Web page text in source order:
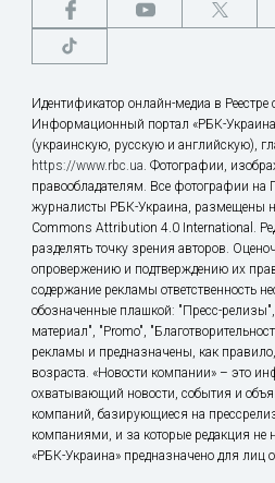
Идентификатор онлайн-медиа в
Информационный портал «РБК-
(украинскую, русскую и английскую),
https://www.rbc.ua. Фотографии,
правообладателям. Все фотографии на
журналисты РБК-Украина, размещены
Commons Attribution 4.0 International.
разделять точку зрения авторов.
опровержению и подтверждению их
содержание рекламы ответственность
обозначенные плашкой: "Пресс-
материал", "Promo",
рекламы и предназначены, как
возраста. «Новости компании» – это
охватывающий новости, события и
компаний, базирующиеся на
компаниями, и за которые редакция не
«РБК-Украина» предназначено для лиц